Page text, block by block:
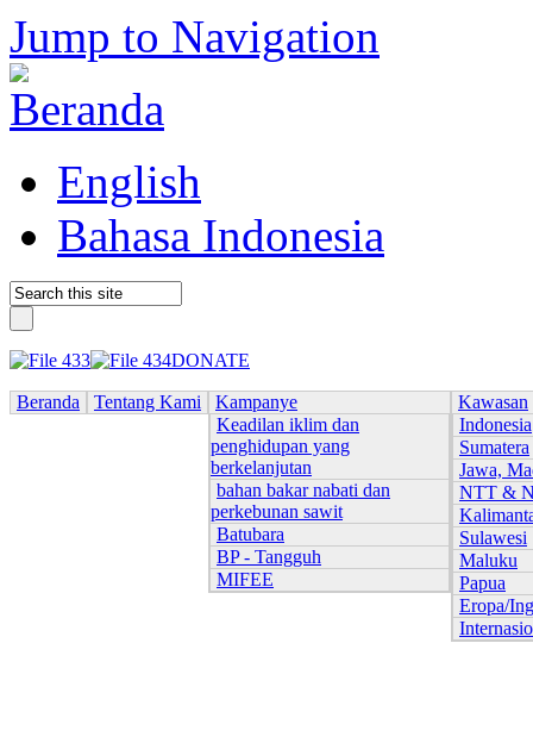
Jump to Navigation
English
Bahasa Indonesia
DONATE
Beranda Tentang Kami
Kampanye
Keadilan iklim dan
penghidupan yang
berkelanjutan
bahan bakar nabati dan
perkebunan sawit
Batubara
BP - Tangguh
MIFEE
Kawasan
Indonesia
Sumatera
Jawa,
NTT &
Sulawesi
Maluku
Papua
Eropa/